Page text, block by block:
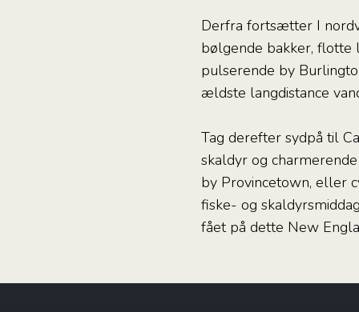
Derfra fortsætter I
bølgende bakker, flotte
pulserende by
ældste langdistance
Tag derefter sydpå til
skaldyr og
by Provincetown, eller
fiske- og
fået på dette New